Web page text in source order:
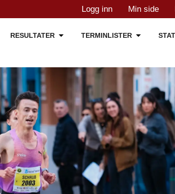
Logg inn Min side
RESULTATER TERMINLISTER